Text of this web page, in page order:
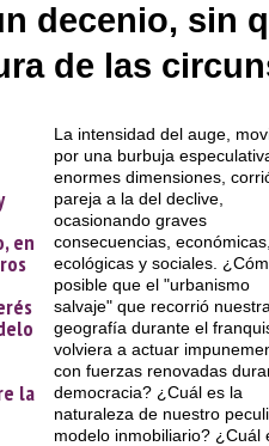
decenio, sin
de las
en
la
La intensidad del auge,
por una burbuja
enormes dimensiones,
pareja a la del declive,
ocasionando graves
consecuencias,
ecológicas y sociales.
posible que el "urbanismo
salvaje" que recorrió
geografía durante el
volviera a actuar
con fuerzas renovadas
democracia? ¿Cuál es la
naturaleza de nuestro
modelo inmobiliario? ¿Cuál